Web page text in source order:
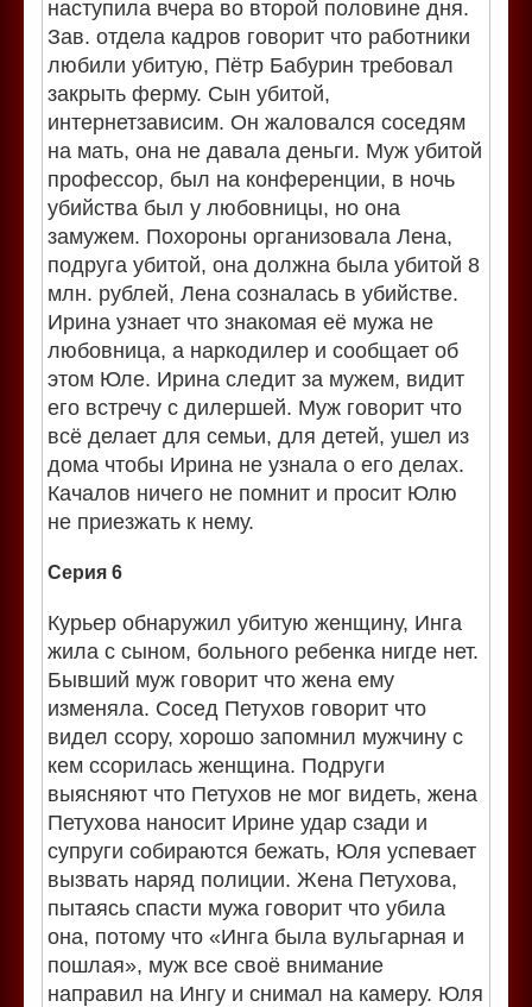
наступила вчера во второй половине дня.
Зав. отдела кадров говорит что работники
любили убитую, Пётр Бабурин требовал
закрыть ферму. Сын убитой,
интернетзависим. Он жаловался соседям
на мать, она не давала деньги. Муж убитой
профессор, был на конференции, в ночь
убийства был у любовницы, но она
замужем. Похороны организовала Лена,
подруга убитой, она должна была убитой 8
млн. рублей, Лена созналась в убийстве.
Ирина узнает что знакомая её мужа не
любовница, а наркодилер и сообщает об
этом Юле. Ирина следит за мужем, видит
его встречу с дилершей. Муж говорит что
всё делает для семьи, для детей, ушел из
дома чтобы Ирина не узнала о его делах.
Качалов ничего не помнит и просит Юлю
не приезжать к нему.
Серия 6
Курьер обнаружил убитую женщину, Инга
жила с сыном, больного ребенка нигде нет.
Бывший муж говорит что жена ему
изменяла. Сосед Петухов говорит что
видел ссору, хорошо запомнил мужчину с
кем ссорилась женщина. Подруги
выясняют что Петухов не мог видеть, жена
Петухова наносит Ирине удар сзади и
супруги собираются бежать, Юля успевает
вызвать наряд полиции. Жена Петухова,
пытаясь спасти мужа говорит что убила
она, потому что «Инга была вульгарная и
пошлая», муж все своё внимание
направил на Ингу и снимал на камеру. Юля